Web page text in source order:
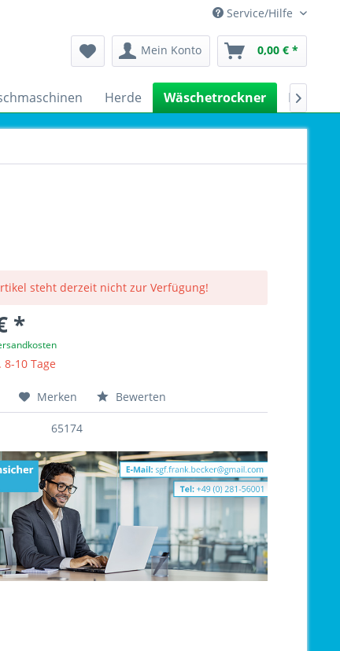
Service/Hilfe
Mein Konto 0,00 € *
Herde Wäschetrockner 
steht derzeit nicht zur Verfügung!
*
10 Tage
Merken Bewerten
65174